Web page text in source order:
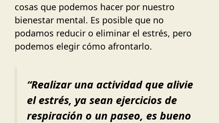
cosas que podemos hacer por nuestro
bienestar mental. Es posible que no
podamos reducir o eliminar el estrés, pero
podemos elegir cómo afrontarlo.
“Realizar una actividad que alivie
el estrés, ya sean ejercicios de
respiración o un paseo, es bueno